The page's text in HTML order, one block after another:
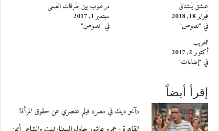
عِـشقٌ يُـشتاقُ
فبراير 18, 2018
في "نصوص"
مَرعُـوب بين طُرقات العَـمَى
سبتمبر 1, 2017
في "نصوص"
الغريب
أكتوبر 2, 2017
في "إضاءات"
إقرأ أيضاً
«آخر ديك في مصر» فيلم عنصري عن حقوق المرأة!